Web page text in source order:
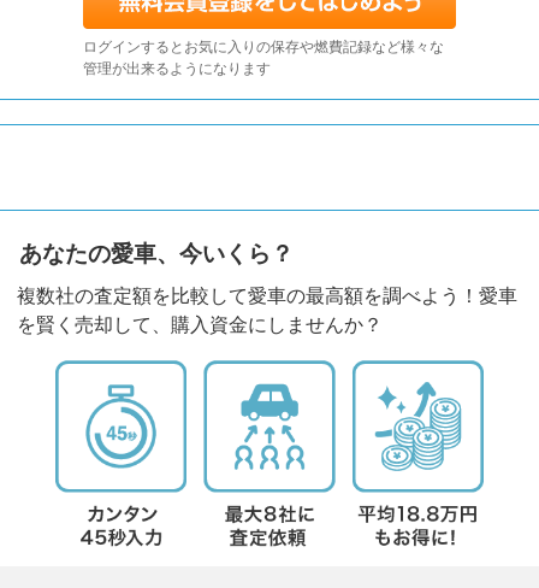
ログインするとお気に入りの保存や燃費記録など様々な
管理が出来るようになります
あなたの愛車、今いくら？
複数社の査定額を比較して愛車の最高額を調べよう！愛車
を賢く売却して、購入資金にしませんか？